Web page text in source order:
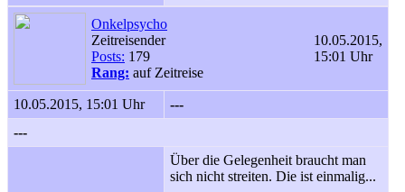
Onkelpsycho
Zeitreisender
Posts: 179
Rang: auf Zeitreise
10.05.2015,
15:01 Uhr
10.05.2015, 15:01 Uhr
---
---
Über die Gelegenheit braucht man
sich nicht streiten. Die ist einmalig...